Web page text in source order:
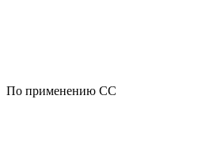
По применению CC